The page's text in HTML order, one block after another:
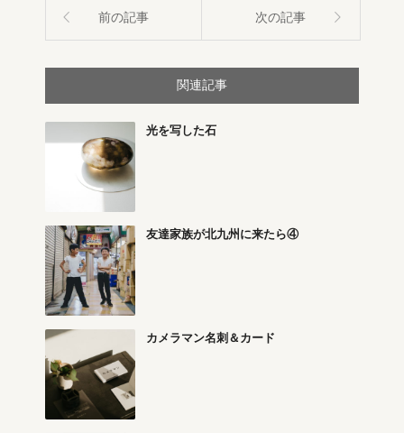
前の記事 次の記事
関連記事
光を写した石
友達家族が北九州に来たら④
カメラマン名刺＆カード